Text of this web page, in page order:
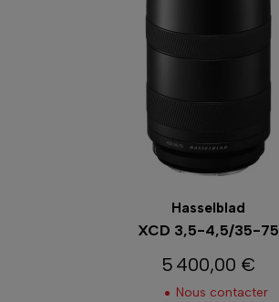
Hasselblad
XCD 3,5-4,5/35-75
Prix
5 400,00 €
Nous contacter